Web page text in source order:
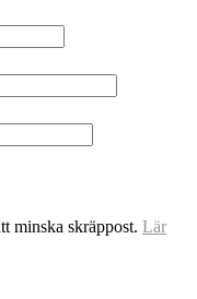
minska skräppost. Lär